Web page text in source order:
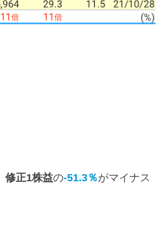
修正1株益の-51.3％がマイナス